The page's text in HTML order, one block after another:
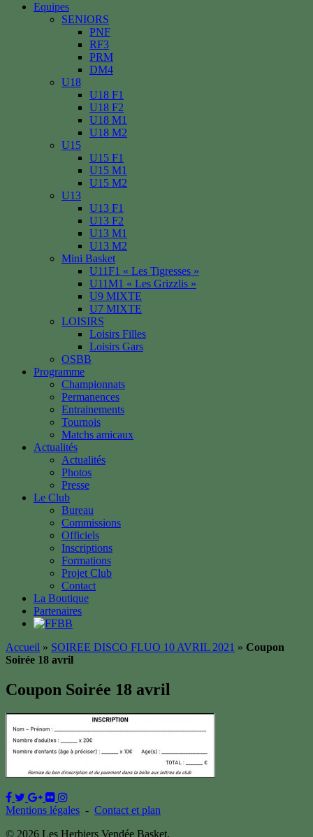
Equipes
SENIORS
PNF
RF3
PRM
DM4
U18
U18 F1
U18 F2
U18 M1
U18 M2
U15
U15 F1
U15 M1
U15 M2
U13
U13 F1
U13 F2
U13 M1
U13 M2
Mini Basket
U11F1 « Les Tigresses »
U11M1 « Les Grizzlis »
U9 MIXTE
U7 MIXTE
LOISIRS
Loisirs Filles
Loisirs Gars
OSBB
Programme
Championnats
Permanences
Entrainements
Tournois
Matchs amicaux
Actualités
Actualités
Photos
Presse
Le Club
Bureau
Commissions
Officiels
Inscriptions
Formations
Projet Club
Contact
La Boutique
Partenaires
Accueil » SOIREE DISCO FLUO 10 AVRIL 2021 » Coupon
Soirée 18 avril
Coupon Soirée 18 avril
Mentions légales - Contact et plan
© 2026 Les Herbiers Vendée Basket.